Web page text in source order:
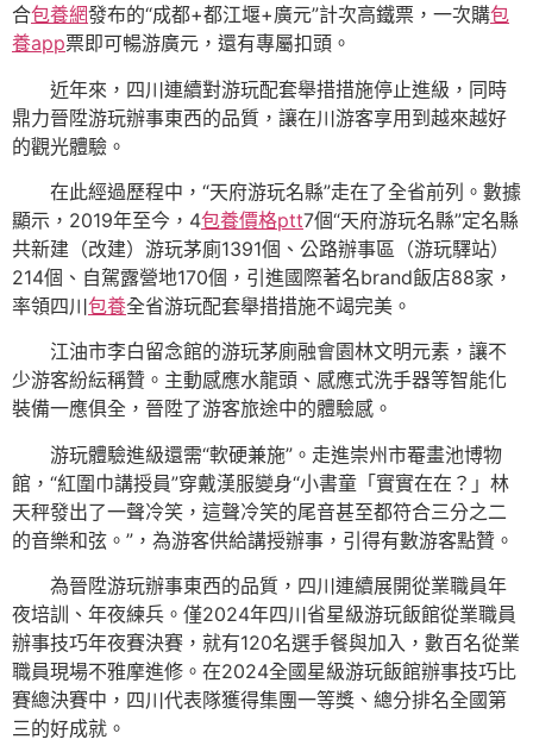
合包養網發布的“成都+都江堰+廣元”計次高鐵票，一次購包
養app票即可暢游廣元，還有專屬扣頭。
近年來，四川連續對游玩配套舉措措施停止進級，同時
鼎力晉陞游玩辦事東西的品質，讓在川游客享用到越來越好
的觀光體驗。
在此經過歷程中，“天府游玩名縣”走在了全省前列。數據
顯示，2019年至今，4包養價格ptt7個“天府游玩名縣”定名縣
共新建（改建）游玩茅廁1391個、公路辦事區（游玩驛站）
214個、自駕露營地170個，引進國際著名brand飯店88家，
率領四川包養全省游玩配套舉措措施不竭完美。
江油市李白留念館的游玩茅廁融會園林文明元素，讓不
少游客紛紜稱贊。主動感應水龍頭、感應式洗手器等智能化
裝備一應俱全，晉陞了游客旅途中的體驗感。
游玩體驗進級還需“軟硬兼施”。走進崇州市罨畫池博物
館，“紅圍巾講授員”穿戴漢服變身“小書童「實實在在？」林
天秤發出了一聲冷笑，這聲冷笑的尾音甚至都符合三分之二
的音樂和弦。”，為游客供給講授辦事，引得有數游客點贊。
為晉陞游玩辦事東西的品質，四川連續展開從業職員年
夜培訓、年夜練兵。僅2024年四川省星級游玩飯館從業職員
辦事技巧年夜賽決賽，就有120名選手餐與加入，數百名從業
職員現場不雅摩進修。在2024全國星級游玩飯館辦事技巧比
賽總決賽中，四川代表隊獲得集團一等獎、總分排名全國第
三的好成就。